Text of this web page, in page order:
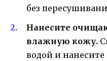
без
Нанесите
влажную кожу.
водой и